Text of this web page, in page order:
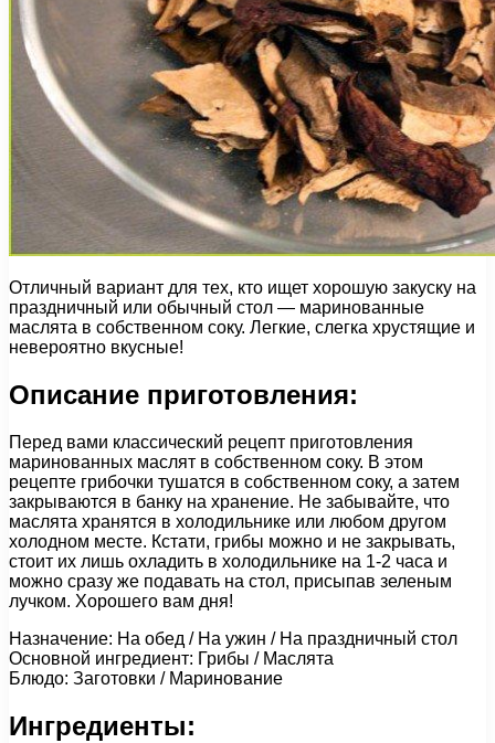
Отличный вариант для тех, кто ищет хорошую закуску на
праздничный или обычный стол — маринованные
маслята в собственном соку. Легкие, слегка хрустящие и
невероятно вкусные!
Описание приготовления:
Перед вами классический рецепт приготовления
маринованных маслят в собственном соку. В этом
рецепте грибочки тушатся в собственном соку, а затем
закрываются в банку на хранение. Не забывайте, что
маслята хранятся в холодильнике или любом другом
холодном месте. Кстати, грибы можно и не закрывать,
стоит их лишь охладить в холодильнике на 1-2 часа и
можно сразу же подавать на стол, присыпав зеленым
лучком. Хорошего вам дня!
Назначение: На обед / На ужин / На праздничный стол
Основной ингредиент: Грибы / Маслята
Блюдо: Заготовки / Маринование
Ингредиенты: